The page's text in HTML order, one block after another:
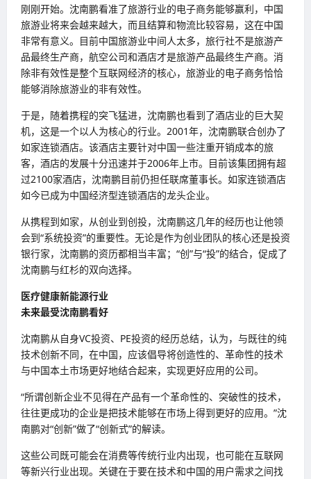
刚刚开始。沈南鹏看准了旅游行业的电子商务能够赢利，中国
旅游业将来会越来越大，而且结算和物流比较容易，这在中国
非常有意义。目前中国旅游业中间人太多，旅行社不是旅游产
品最终生产商，航空公司和酒店才是旅游产品最终生产商。消
除非有效性是整个互联网经济的核心，旅游业的电子商务恰恰
能够消除旅游业的非有效性。
于是，随着携程的突飞猛进，沈南鹏也看到了酒店业的巨大契
机，这是一个以人为核心的行业。2001年，沈南鹏联合创办了
如家连锁酒店。该酒店主要针对中国一些注重开销成本的旅
客，酒店的发展十分迅速并于2006年上市。目前该集团拥有超
过2100家酒店，沈南鹏目前仍担任联席董事长。如家连锁酒店
如今已成为中国经济型连锁酒店的龙头企业。
从携程到如家，从创业到创投，沈南鹏这几年的经历也让他领
会到“系统投资”的重要性。无论是作为创业团队的核心还是投资
银行家，沈南鹏的资历都相当丰富；“创”与“投”的结合，促成了
沈南鹏与红杉的双向选择。
医疗健康新能源行业
未来最受沈南鹏看好
沈南鹏从自身VC投资、PE投资的经历总结，认为，与既往的纯
技术创新不同，在中国，应该倡导将创造性的、革命性的技术
与中国本土市场更好地结合起来，实现更好应用的公司。
“所谓创新企业不见得在产品有一个革命性的、突破性的技术，
往往更成功的企业是把技术能够在市场上得到更好的应用。”沈
南鹏对“创新”做了“创新式”的解读。
这些公司既可能会在消费等传统行业内出现，也可能在互联网
等新兴行业出现。关键在于要在技术和中国的用户需求之间找